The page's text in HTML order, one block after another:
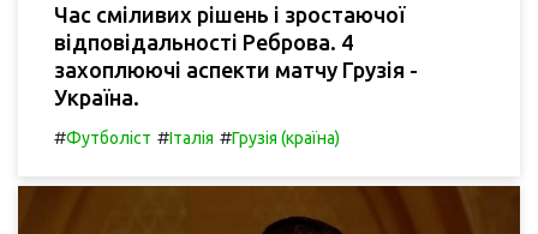
Час сміливих рішень і зростаючої
відповідальності Реброва. 4
захоплюючі аспекти матчу Грузія -
Україна.
#Футболіст #Італія #Грузія (країна)